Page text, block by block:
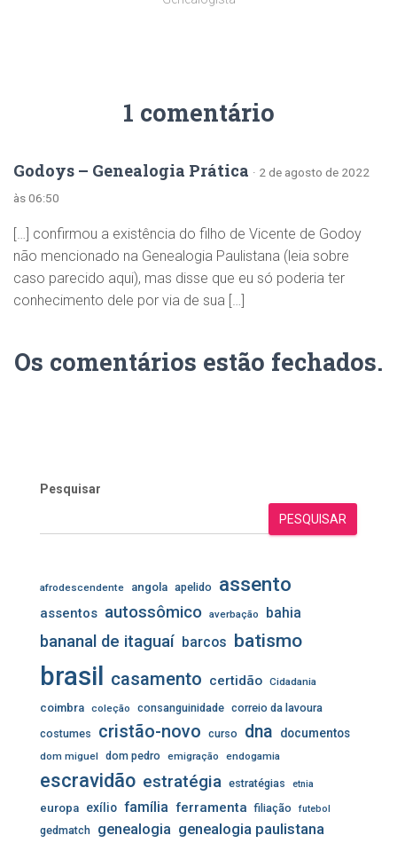
1 comentário
Godoys – Genealogia Prática · 2 de agosto de 2022
às 06:50
[…] confirmou a existência do filho de Vicente de Godoy
não mencionado na Genealogia Paulistana (leia sobre
caso parecido aqui), mas disse que eu só poderia ter
conhecimento dele por via de sua […]
Os comentários estão fechados.
Pesquisar
PESQUISAR
afrodescendente angola apelido assento
assentos autossômico averbação bahia
bananal de itaguaí barcos batismo
brasil casamento certidão Cidadania
coimbra coleção consanguinidade correio da lavoura
costumes
cristão-novo curso dna documentos
dom miguel dom pedro emigração endogamia
escravidão estratégia estratégias etnia
europa exílio família ferramenta filiação futebol
gedmatch genealogia genealogia paulistana